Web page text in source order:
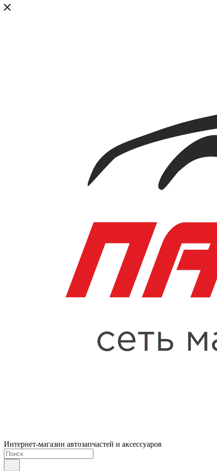
Интернет-магазин автозапчастей и аксессуаров